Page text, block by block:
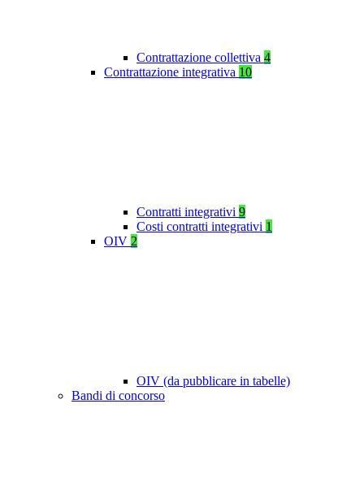
Contrattazione collettiva 4
Contrattazione integrativa 10
Contratti integrativi 9
Costi contratti integrativi 1
OIV 2
OIV (da pubblicare in tabelle)
Bandi di concorso